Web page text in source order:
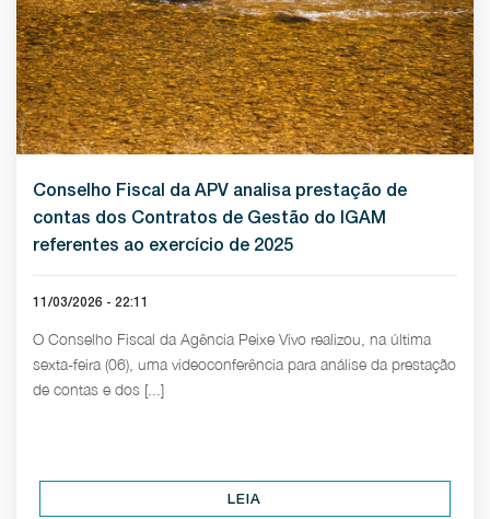
Conselho Fiscal da APV analisa prestação de
contas dos Contratos de Gestão do IGAM
referentes ao exercício de 2025
11/03/2026 - 22:11
O Conselho Fiscal da Agência Peixe Vivo realizou, na última
sexta-feira (06), uma videoconferência para análise da prestação
de contas e dos [...]
LEIA